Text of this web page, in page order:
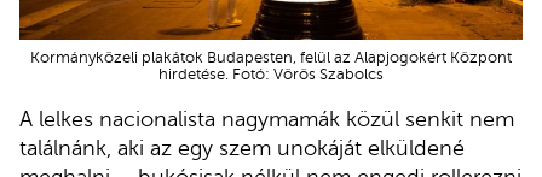
Kormányközeli plakátok Budapesten, felül az Alapjogokért Központ
hirdetése. Fotó: Vörös Szabolcs
A lelkes nacionalista nagymamák közül senkit nem
találnánk, aki az egy szem unokáját elküldené